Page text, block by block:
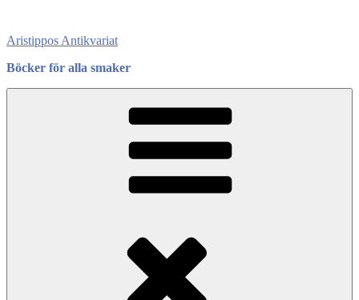
content
Aristippos Antikvariat
Böcker för alla smaker